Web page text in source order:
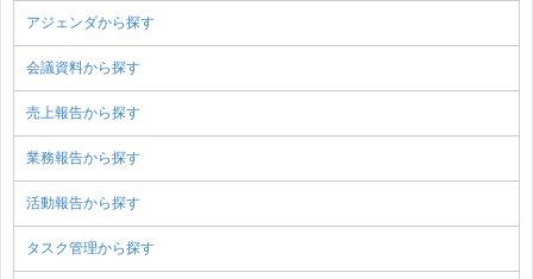
アジェンダから探す
会議資料から探す
売上報告から探す
業務報告から探す
活動報告から探す
タスク管理から探す